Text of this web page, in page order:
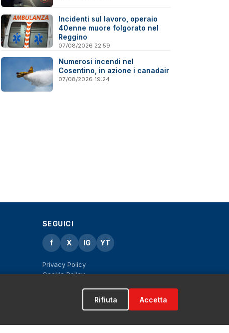
Incidenti sul lavoro, operaio
40enne muore folgorato nel
Reggino
07/08/2026 22:59
Numerosi incendi nel
Cosentino, in azione i canadair
07/08/2026 19:24
SEGUICI
f X IG YT
Privacy Policy
Cookie Policy
Rifiuta Accetta